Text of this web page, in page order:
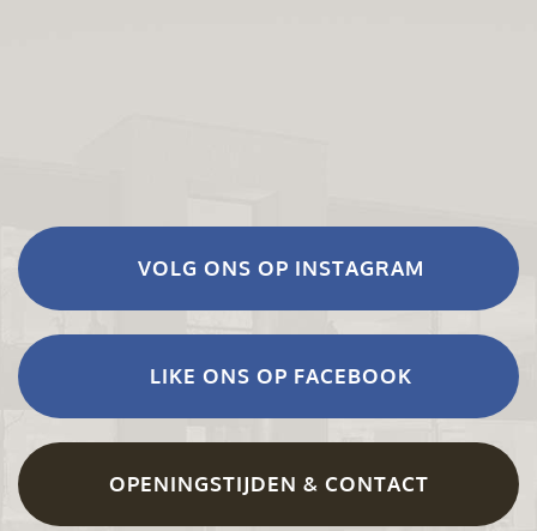
VOLG ONS OP INSTAGRAM
LIKE ONS OP FACEBOOK
OPENINGSTIJDEN & CONTACT